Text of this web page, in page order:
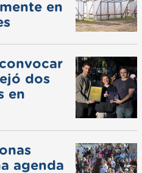
en
dos
en
agenda